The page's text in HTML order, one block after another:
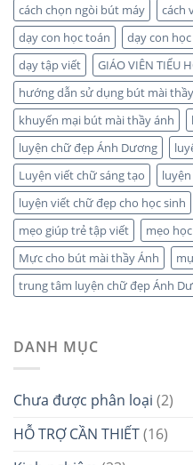
cách chọn ngòi bút máy
cách
dạy con học toán
dạy con
dạy tập viết
GIÁO VIÊN TIỂU
hướng dẫn sử dụng bút mài
khuyến mại bút mài thầy ánh
luyện chữ đẹp Ánh Dương
Luyện viết chữ sáng tạo
luyện viết chữ đẹp cho học sinh
mẹo giúp trẻ tập viết
mẹo
Mực cho bút mài thầy Ánh
trung tâm luyện chữ đẹp Ánh
DANH MỤC
Chưa được phân loại (2)
HỖ TRỢ CẦN THIẾT(16)